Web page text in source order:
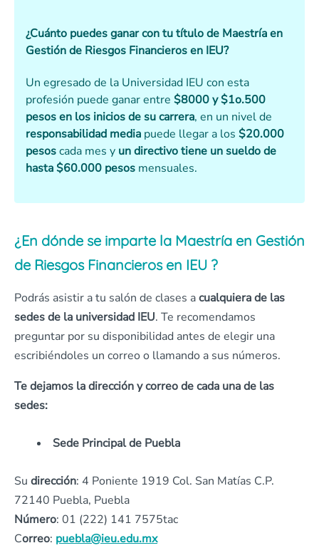
¿Cuánto puedes ganar con tu título de Maestría en
Gestión de Riesgos Financieros en IEU?
Un egresado de la Universidad IEU con esta
profesión puede ganar entre $8000 y $1o.500
pesos en los inicios de su carrera, en un nivel de
responsabilidad media puede llegar a los $20.000
pesoscada mes y un directivo tiene un sueldo de
hasta $60.000 pesos mensuales.
¿En dónde se imparte la Maestría en Gestión
de Riesgos Financieros en IEU ?
Podrás asistir a tu salón de clases acualquiera de las
sedes de la universidad IEU. Te recomendamos
preguntar por su disponibilidad antes de elegir una
escribiéndoles un correo o llamando a sus números.
Te dejamos la dirección y correo de cada una de las
sedes:
Sede Principal de Puebla
Su dirección: 4 Poniente 1919 Col. San Matías C.P.
72140 Puebla, Puebla
Número: 01 (222) 141 7575tac
Correo: puebla@ieu.edu.mx